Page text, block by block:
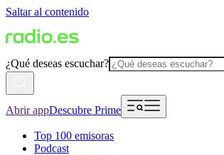
Saltar al contenido
¿Qué deseas escuchar?
Abrir appDescubre Prime
Top 100 emisoras
Podcast